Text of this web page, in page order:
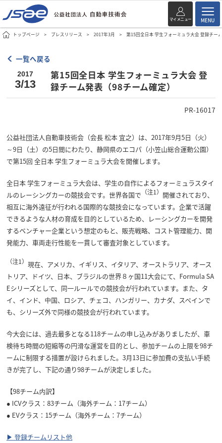
マイメニュー MENU
トップページ プレスリリース 2017年3月 第15回全日本 学生フォーミュラ大会 登録チー
一覧へ戻る
第15回全日本 学生フォーミュラ大会 登
録チーム発表（98チーム確定）
2017
3/13
PR-16017
公益社団法人自動車技術会（会長 松本 宜之）は、2017年9月5日（火）
～9日（土）の5日間にわたり、静岡県のエコパ（小笠山総合運動公園）
で第15回 全日本 学生フォーミュラ大会を開催します。
全日本 学生フォーミュラ大会は、学生の自作によるフォーミュラスタイ
ルのレーシングカーの競技会です。世界各国で （注1） 開催されており、
相互に海外遠征が行われる国際的な競技会になっています。企業で活躍
できるような人材の育成を目的としているため、レーシングカーを開発
するベンチャー企業という想定のもと、販売戦略、コスト管理能力、開
発能力、車両走行性能を一貫して審査対象としています。
（注1） 現在、アメリカ、イギリス、イタリア、オーストラリア、オース
トリア、ドイツ、日本、ブラジルの世界８ヶ国11大会にて、Formula SA
Eシリーズとして、同一ルールでの競技会が行われています。また、タ
イ、インド、中国、ロシア、チェコ、ハンガリー、カナダ、スペインで
も、シリーズ外で同様の競技会が行われています。
今大会には、過去最多となる118チームの申し込みがありましたが、車
検待ち時間の短縮等の円滑な運営を目的とし、参加チームの上限を98チ
ームに制限する措置が設けられました。3月13日に参加費の支払い手続
きが完了し、下記の通り98チームが決定しました。
【98チーム内訳】
● ICVクラス：83チーム（海外チーム：17チーム）
● EVクラス：15チーム（海外チーム：7チーム）
▶ 登録チームリスト他